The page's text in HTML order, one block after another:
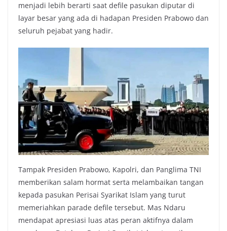
menjadi lebih berarti saat defile pasukan diputar di
layar besar yang ada di hadapan Presiden Prabowo dan
seluruh pejabat yang hadir.
Tampak Presiden Prabowo, Kapolri, dan Panglima TNI
memberikan salam hormat serta melambaikan tangan
kepada pasukan Perisai Syarikat Islam yang turut
memeriahkan parade defile tersebut. Mas Ndaru
mendapat apresiasi luas atas peran aktifnya dalam